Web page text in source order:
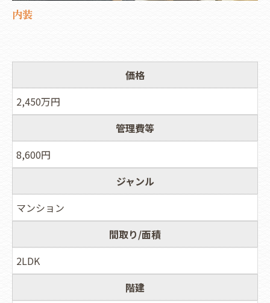
内装
価格
2,450万円
管理費等
8,600円
ジャンル
マンション
間取り/面積
2LDK
階建